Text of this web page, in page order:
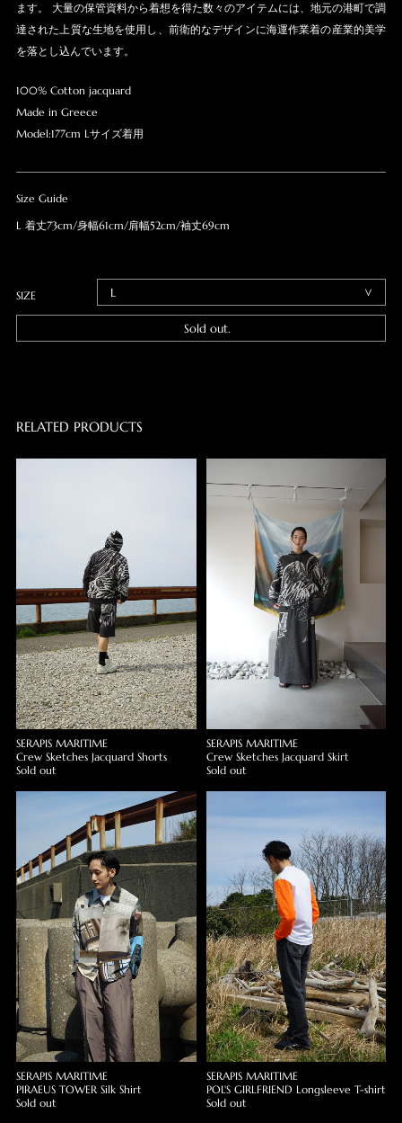
ます。 大量の保管資料から着想を得た数々のアイテムには、地元の港町で調
達された上質な生地を使用し、前衛的なデザインに海運作業着の産業的美学
を落とし込んでいます。
100% Cotton jacquard
Made in Greece
Model:177cm Lサイズ着用
SIZE
Sold out.
Size Guide
L 着丈73cm/身幅61cm/肩幅52cm/袖丈69cm
RELATED PRODUCTS
SERAPIS MARITIME
Crew Sketches Jacquard Shorts
Sold out
SERAPIS MARITIME
Crew Sketches Jacquard Skirt
Sold out
SERAPIS MARITIME
PIRAEUS TOWER Silk Shirt
Sold out
SERAPIS MARITIME
POL'S GIRLFRIEND Longsleeve T-shirt
Sold out